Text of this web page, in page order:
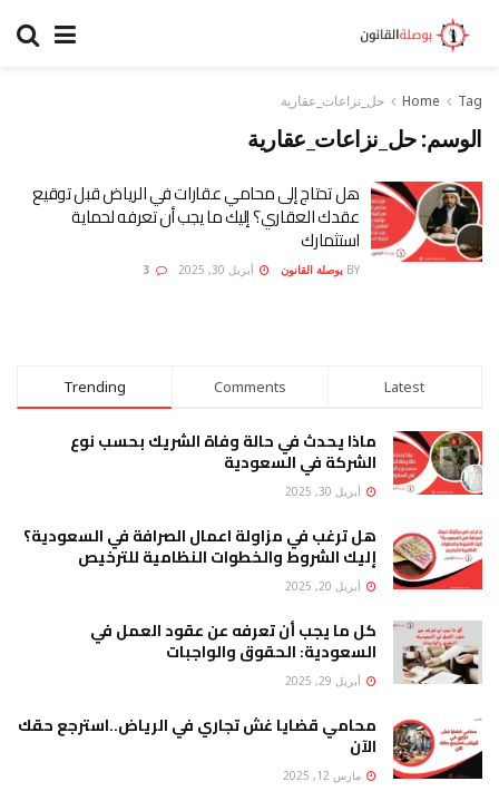
Home Tag حل_نزاعات_عقارية
الوسم:حل_نزاعات_عقارية
هل تحتاج إلى محامي عقارات في الرياض قبل توقيع
عقدك العقاري؟ إليك ما يجب أن تعرفه لحماية
استثمارك
BY بوصلة القانون أبريل 30, 2025
Trending Comments Latest
ماذا يحدث في حالة وفاة الشريك بحسب نوع
الشركة في السعودية
أبريل 30, 2025
هل ترغب في مزاولة اعمال الصرافة في السعودية؟
إليك الشروط والخطوات النظامية للترخيص
أبريل 20, 2025
كل ما يجب أن تعرفه عن عقود العمل في
السعودية: الحقوق والواجبات
أبريل 29, 2025
محامي قضايا غش تجاري في الرياض..استرجع حقك
الآن
مارس 12, 2025